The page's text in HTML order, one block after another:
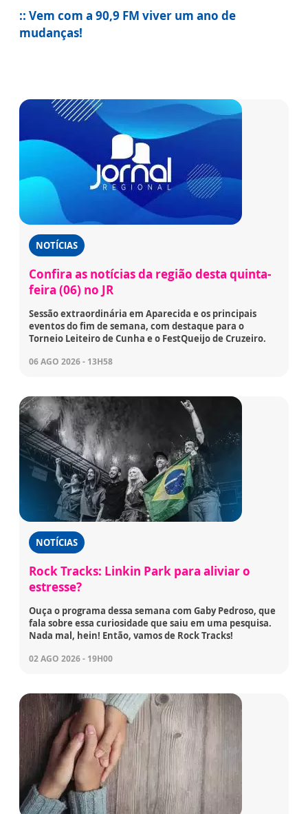
:: Vem com a 90,9 FM viver um ano de
mudanças!
NOTÍCIAS
Confira as notícias da região desta quinta-
feira (06) no JR
Sessão extraordinária em Aparecida e os principais
eventos do fim de semana, com destaque para o
Torneio Leiteiro de Cunha e o FestQueijo de Cruzeiro.
06 AGO 2026 - 13H58
NOTÍCIAS
Rock Tracks: Linkin Park para aliviar o
estresse?
Ouça o programa dessa semana com Gaby Pedroso, que
fala sobre essa curiosidade que saiu em uma pesquisa.
Nada mal, hein! Então, vamos de Rock Tracks!
02 AGO 2026 - 19H00